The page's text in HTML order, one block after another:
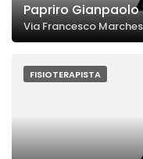
Papriro Gianpaolo
Via Francesco
FISIOTERAPISTA